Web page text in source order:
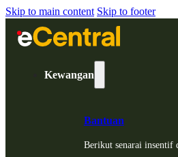
Skip to main content Skip to footer
Kewangan
Bantuan
Berikut senarai insentif